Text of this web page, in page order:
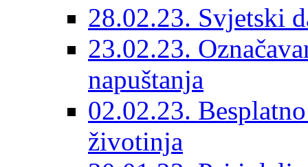
28.02.23. Svjetski
23.02.23.
napuštanja
02.02.23.
životinja